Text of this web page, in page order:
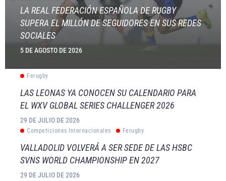
LA REAL FEDERACIÓN ESPAÑOLA DE RUGBY
SUPERA EL MILLÓN DE SEGUIDORES EN SUS REDES
SOCIALES
5 DE AGOSTO DE 2026
Ferugby
LAS LEONAS YA CONOCEN SU CALENDARIO PARA
EL WXV GLOBAL SERIES CHALLENGER 2026
29 DE JULIO DE 2026
Competiciones Internacionales Ferugby
VALLADOLID VOLVERÁ A SER SEDE DE LAS HSBC
SVNS WORLD CHAMPIONSHIP EN 2027
29 DE JULIO DE 2026